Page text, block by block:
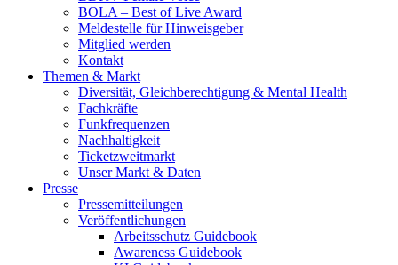
BOLA – Best of Live Award
Meldestelle für Hinweisgeber
Mitglied werden
Kontakt
Themen & Markt
Diversität, Gleichberechtigung & Mental Health
Fachkräfte
Funkfrequenzen
Nachhaltigkeit
Ticketzweitmarkt
Unser Markt & Daten
Presse
Pressemitteilungen
Veröffentlichungen
Arbeitsschutz Guidebook
Awareness Guidebook